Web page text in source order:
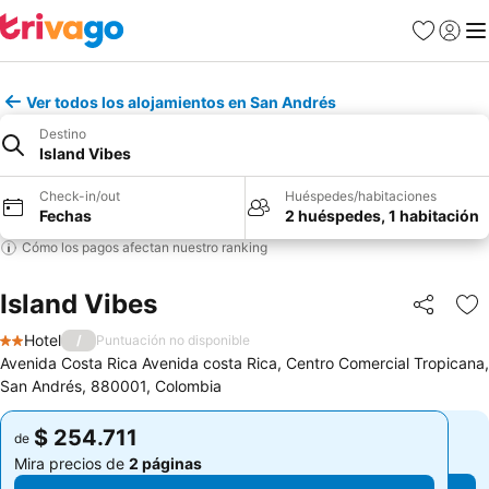
Favoritos
Iniciar
Ver todos los alojamientos en San Andrés
Destino
Island Vibes
Check-in/out
Fechas
Huéspedes/habitaciones
2 huéspedes, 1 habitación
Cómo los pagos afectan nuestro ranking
Island Vibes Compartir
2 Estrellas
Hotel / Puntuación no disponible
Avenida Costa Rica Avenida costa Rica, Centro Comercial Tropicana,
San Andrés, 880001, Colombia
de $ 254.711
Mira precios de 2 páginas
de $ 254.711
Mira precios de 2 páginas